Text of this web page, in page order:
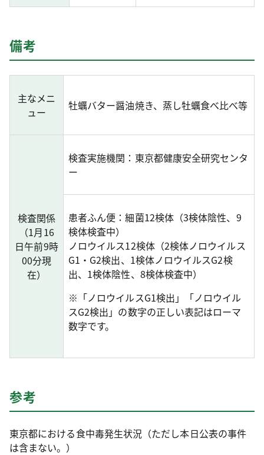
備考
主なメニ
ュー
牡蠣バター醤油焼き、蒸し牡蠣食べ比べ等
検査関係
（1月16
日午前9時
00分現
在）
検査実施機関：東京都健康安全研究センタ
ー
患者ふん便：細菌12検体（3検体陰性、9
検体検査中）
ノロウイルス12検体（2検体ノロウイルス
G1・G2検出、1検体ノロウイルスG2検
出、1検体陰性、8検体検査中）
※「ノロウイルスG1検出」「ノロウイル
スG2検出」の数字の正しい表記はローマ
数字です。
参考
東京都における食中毒発生状況（ただし本日公表の事件
は含まない。）